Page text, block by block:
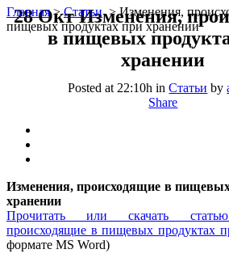
Главная>Статьи >Изменения,
пищевых продуктах при хранении
28 ОктИзменения,
в пищевых
хранении
Posted at 22:10h inСтатьи by
Share
Изменения, происходящие в
хранении
Прочитать или скачать
происходящие в пищевых продуктах
формате MS Word)